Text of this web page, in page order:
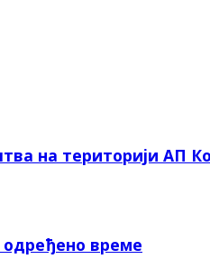
на територији АП
одређено време